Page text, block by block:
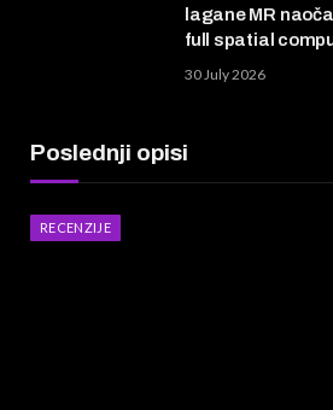
lagane MR
full spatial
30 July 2026
Poslednji opisi
RECENZIJE